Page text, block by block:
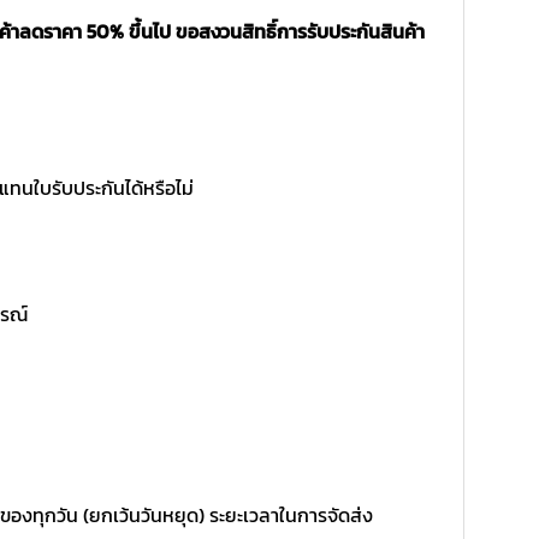
ลดราคา 50% ขึ้นไป ขอสงวนสิทธิ์การรับประกันสินค้า
นใบรับประกันได้หรือไม่
ณ์
งทุกวัน (ยกเว้นวันหยุด) ระยะเวลาในการจัดส่ง